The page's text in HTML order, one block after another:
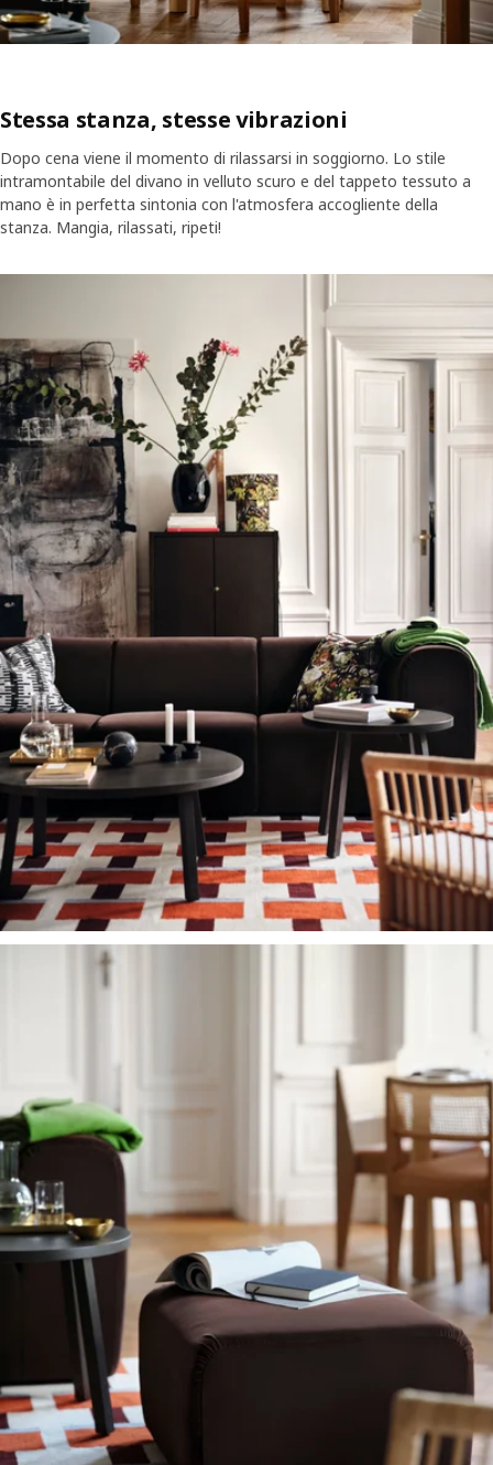
Stessa stanza, stesse vibrazioni
Dopo cena viene il momento di rilassarsi in soggiorno. Lo stile
intramontabile del divano in velluto scuro e del tappeto tessuto a
mano è in perfetta sintonia con l'atmosfera accogliente della
stanza. Mangia, rilassati, ripeti!